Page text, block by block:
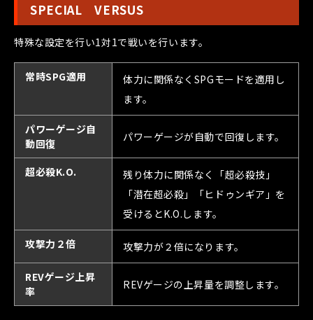
SPECIAL VERSUS
特殊な設定を行い1対1で戦いを行います。
常時SPG適用
体力に関係なくSPGモードを適用し
ます。
パワーゲージ自
動回復
パワーゲージが自動で回復します。
超必殺K.O.
残り体力に関係なく「超必殺技」
「潜在超必殺」「ヒドゥンギア」を
受けるとK.O.します。
攻撃力２倍 攻撃力が２倍になります。
REVゲージ上昇
率
REVゲージの上昇量を調整します。